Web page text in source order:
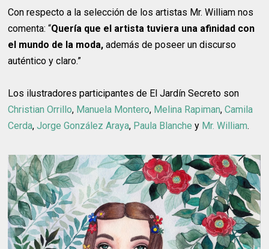
Con respecto a la selección de los artistas Mr. William nos
comenta: “Quería que el artista tuviera una afinidad con
el mundo de la moda, además de poseer un discurso
auténtico y claro.”
Los ilustradores participantes de El Jardín Secreto son
Christian Orrillo, Manuela Montero, Melina Rapiman,Camila
Cerda,Jorge González Araya, Paula Blanche y Mr. William.